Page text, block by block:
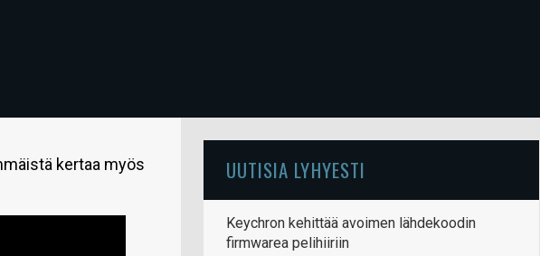
kertaa myös
UUTISIA LYHYESTI
Keychron kehittää avoimen lähdekoodin
firmwarea pelihiiriin